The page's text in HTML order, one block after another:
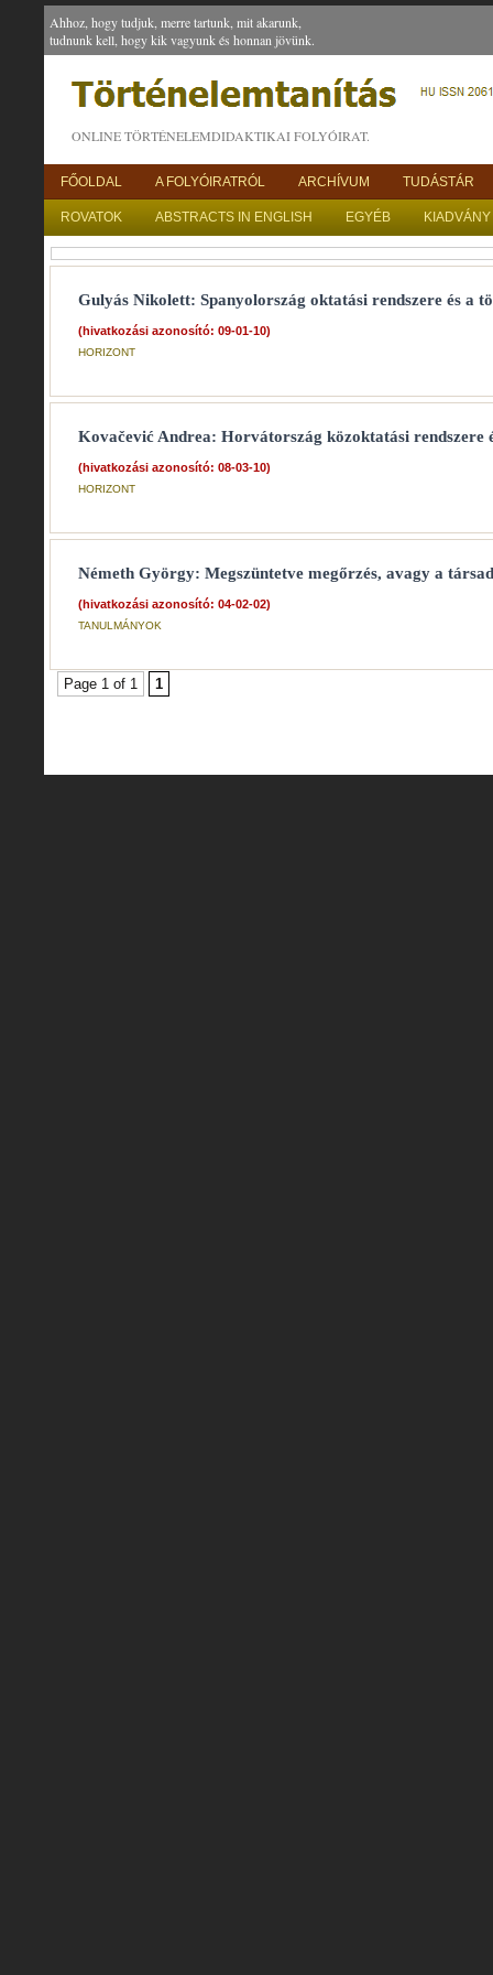
Ahhoz, hogy tudjuk, merre tartunk, mit akarunk,
tudnunk kell, hogy kik vagyunk és honnan jövünk.
ONLINE TÖRTÉNELEMDIDAKTIKAI FOLYÓIRAT.
FŐOLDAL A FOLYÓIRATRÓL ARCHÍVUM TUDÁSTÁR
ROVATOK ABSTRACTS IN ENGLISH EGYÉB
Gulyás Nikolett: Spanyolország oktatási rendszere és a
(hivatkozási azonosító: 09-01-10)
HORIZONT
Kovačević Andrea: Horvátország közoktatási rendszere
(hivatkozási azonosító: 08-03-10)
HORIZONT
Németh György: Megszüntetve megőrzés, avagy a
(hivatkozási azonosító: 04-02-02)
TANULMÁNYOK
Page 1 of 1 1